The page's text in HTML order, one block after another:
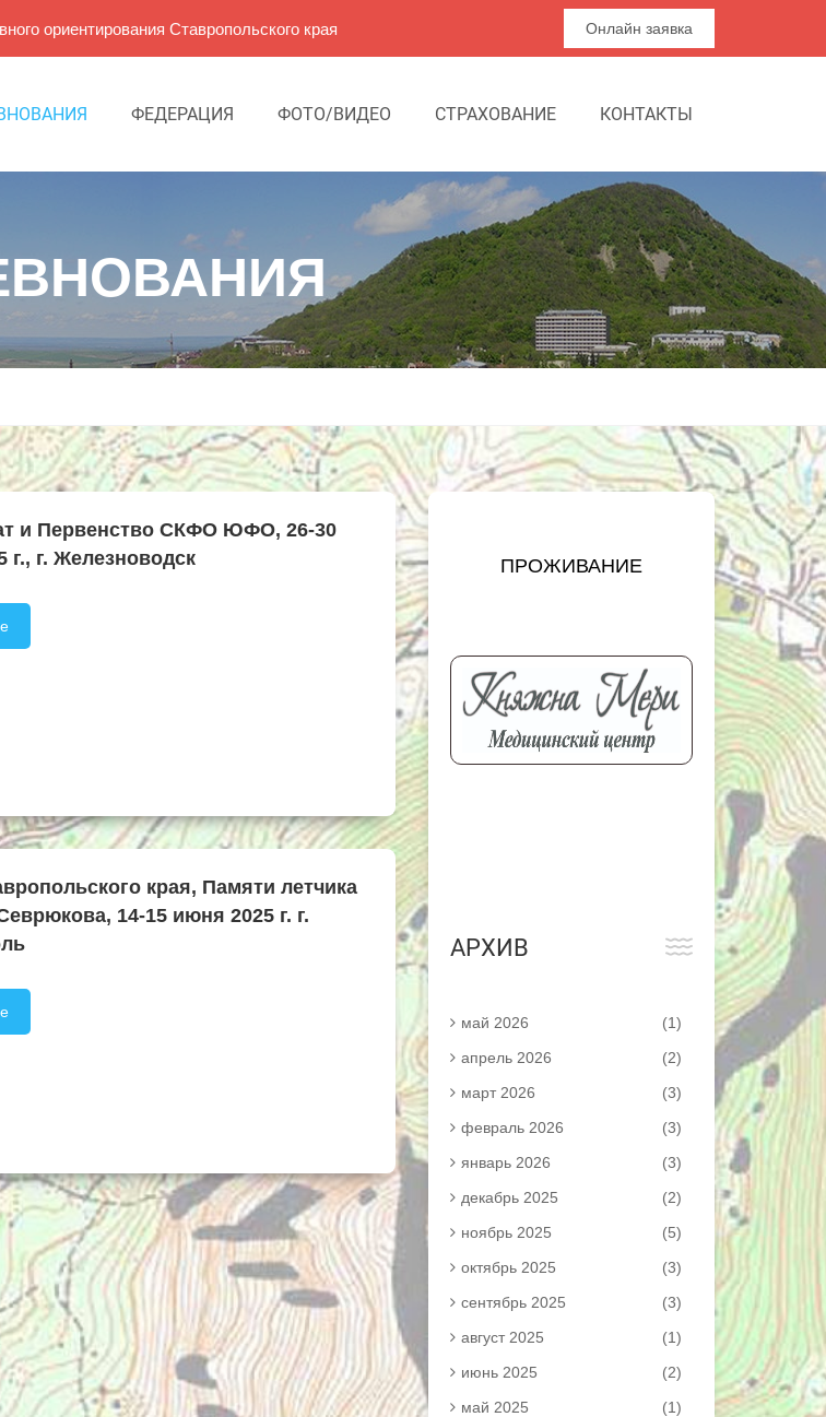
ориентирования Ставропольского края Онлайн заявка
ФЕДЕРАЦИЯ ФОТО/ВИДЕО СТРАХОВАНИЕ КОНТАКТЫ
и Первенство СКФО ЮФО, 26-30
г., г. Железноводск
края, Памяти летчика
14-15 июня 2025 г. г.
ПРОЖИВАНИЕ
АРХИВ
май 2026
(1)
апрель 2026
(2)
март 2026
(3)
февраль 2026
(3)
январь 2026
(3)
декабрь 2025
(2)
ноябрь 2025
(5)
октябрь 2025
(3)
сентябрь 2025
(3)
август 2025
(1)
июнь 2025
(2)
май 2025
(1)